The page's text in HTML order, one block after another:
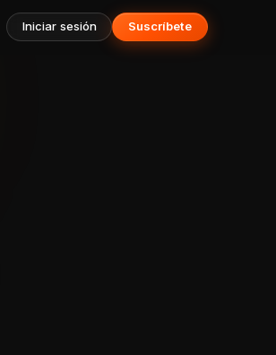
Iniciar sesión Suscríbete